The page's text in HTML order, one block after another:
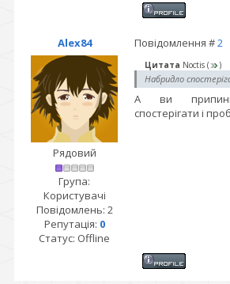
Alex84 Повідомлення #2
Рядовий
Група:
Користувачі
Повідомлень: 2
Репутація: 0
Статус: Offline
Цитата Noctis ( )
Набридло
А ви
спостерігати і